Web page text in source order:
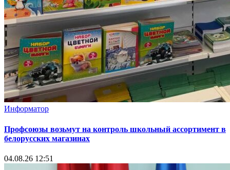
Информатор
Профсоюзы возьмут на контроль школьный ассортимент в
белорусских магазинах
04.08.26 12:51